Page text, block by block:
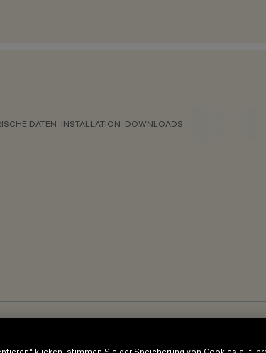
DATEN INSTALLATION DOWNLOADS
Light No Dot